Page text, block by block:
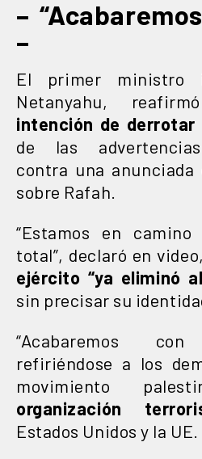
–
–
El primer ministro
Netanyahu,
intención de derrotar
de las
contra una
sobre Rafah.
“Estamos en
total”, declaró en
ejército “ya eliminó
sin precisar su
“Acabaremos
refiriéndose a los
movimiento
organización
Estados Unidos y la UE.